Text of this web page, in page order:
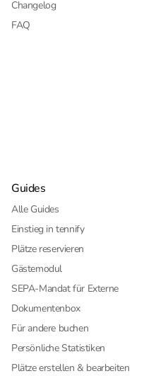
Changelog
FAQ
Guides
Alle Guides
Einstieg in tennify
Plätze reservieren
Gästemodul
SEPA-Mandat für Externe
Dokumentenbox
Für andere buchen
Persönliche Statistiken
Plätze erstellen & bearbeiten